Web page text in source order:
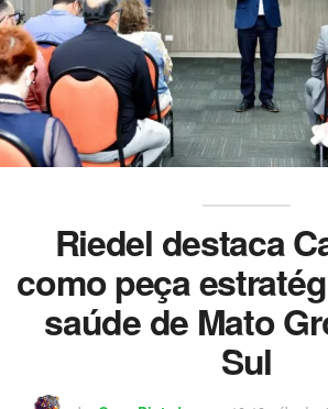
Riedel destaca
como peça
saúde de Mato
Sul